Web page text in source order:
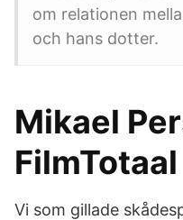
om relationen
och hans dotter.
Mikael
FilmTotaal
Vi som gillade